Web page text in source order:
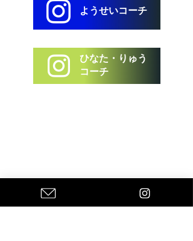
ようせいコーチ
ひなた・りゅう
コーチ